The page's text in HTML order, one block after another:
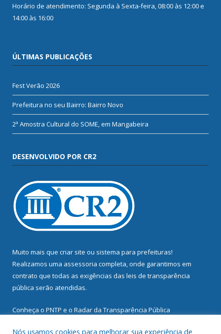
Horário de atendimento: Segunda à Sexta-feira, 08:00 às 12:00 e
14:00 às 16:00
ÚLTIMAS PUBLICAÇÕES
Fest Verão 2026
Prefeitura no seu Bairro: Bairro Novo
2ª Amostra Cultural do SOME, em Mangabeira
DESENVOLVIDO POR CR2
Muito mais que criar site ou sistema para prefeituras!
Realizamos uma assessoria completa, onde garantimos em
contrato que todas as exigências das leis de transparência
pública serão atendidas.
Conheça o PNTP e o Radar da Transparência Pública
Nós usamos cookies para melhorar sua experiência de